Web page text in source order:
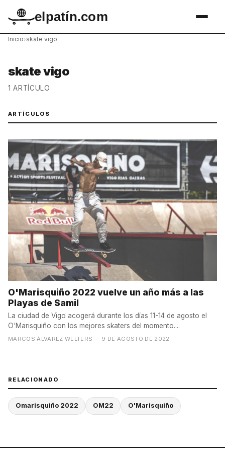
elpatín.com
Inicio›skate vigo
skate vigo
1 ARTÍCULO
ARTÍCULOS
O'Marisquiño 2022 vuelve un año más a las
Playas de Samil
La ciudad de Vigo acogerá durante los días 11-14 de agosto el
O'Marisquiño con los mejores skaters del momento....
MARCOS ÁLVAREZ WELTERS — 9 DE AGOSTO DE 2022
RELACIONADO
Omarisquiño 2022 OM22 O'Marisquiño